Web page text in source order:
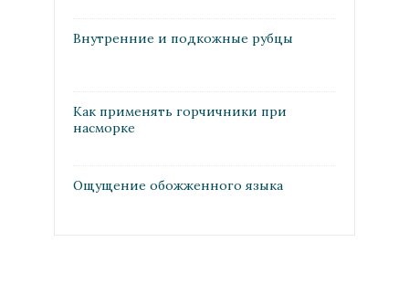
Внутренние и подкожные рубцы
Как применять горчичники при
насморке
Ощущение обожженного языка